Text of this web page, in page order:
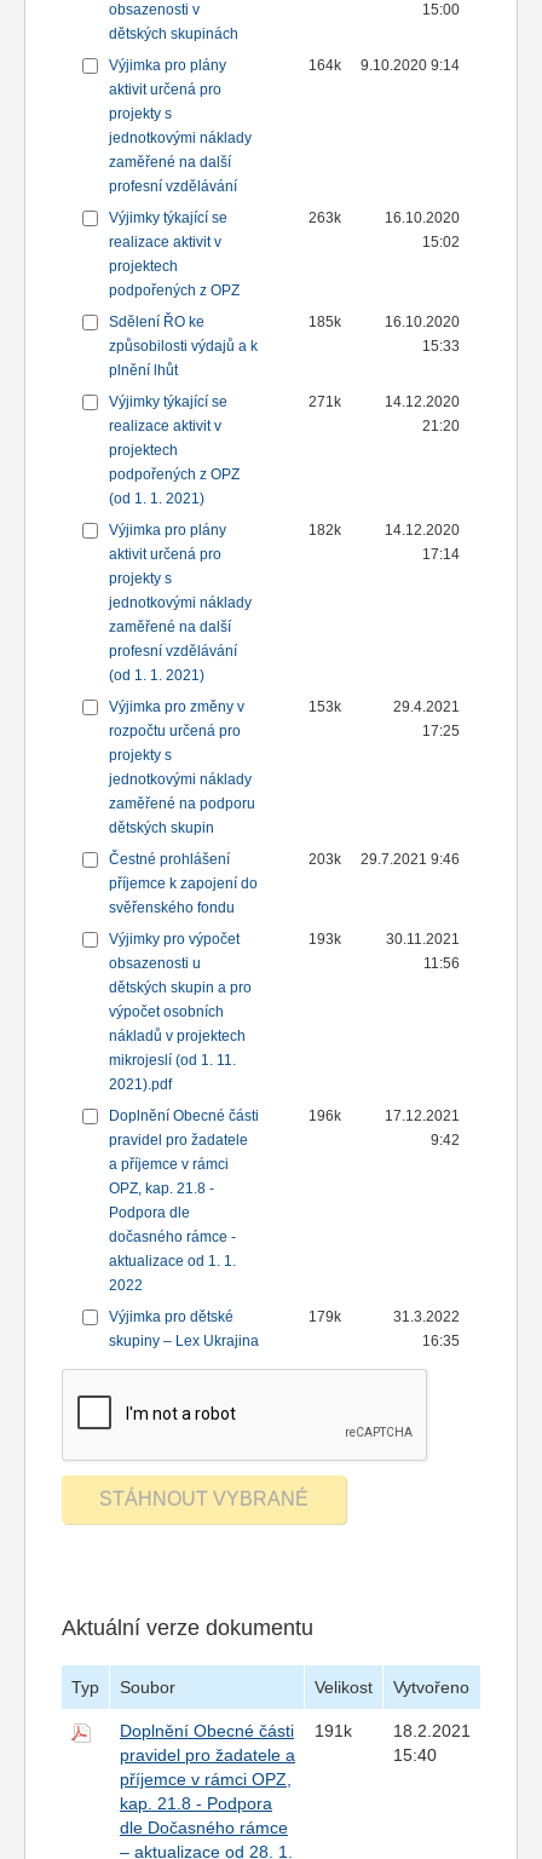
obsazenosti v
dětských skupinách
15:00
Výjimka pro plány
aktivit určená pro
projekty s
jednotkovými náklady
zaměřené na další
profesní vzdělávání
164k 9.10.2020 9:14
Výjimky týkající se
realizace aktivit v
projektech
podpořených z OPZ
263k
16.10.2020
15:02
Sdělení ŘO ke
způsobilosti výdajů a k
plnění lhůt
185k
16.10.2020
15:33
Výjimky týkající se
realizace aktivit v
projektech
podpořených z OPZ
(od 1. 1. 2021)
271k
14.12.2020
21:20
Výjimka pro plány
aktivit určená pro
projekty s
jednotkovými náklady
zaměřené na další
profesní vzdělávání
(od 1. 1. 2021)
182k
14.12.2020
17:14
Výjimka pro změny v
rozpočtu určená pro
projekty s
jednotkovými náklady
zaměřené na podporu
dětských skupin
153k
29.4.2021
17:25
Čestné prohlášení
příjemce k zapojení do
svěřenského fondu
203k 29.7.2021 9:46
Výjimky pro výpočet
obsazenosti u
dětských skupin a pro
výpočet osobních
nákladů v projektech
mikrojeslí (od 1. 11.
2021).pdf
193k
30.11.2021
11:56
Doplnění Obecné části
pravidel pro žadatele
a příjemce v rámci
OPZ, kap. 21.8 -
Podpora dle
dočasného rámce -
aktualizace od 1. 1.
2022
196k
17.12.2021
9:42
Výjimka pro dětské
skupiny – Lex Ukrajina
179k
31.3.2022
16:35
Aktuální verze dokumentu
Typ Soubor Velikost Vytvořeno
Doplnění Obecné části
pravidel pro žadatele a
příjemce v rámci OPZ,
kap. 21.8 - Podpora
dle Dočasného rámce
– aktualizace od 28. 1.
191k
18.2.2021
15:40